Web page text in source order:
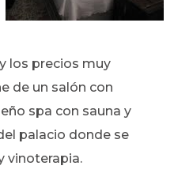
los precios muy
de un salón con
spa con sauna y
palacio donde se
vinoterapia.